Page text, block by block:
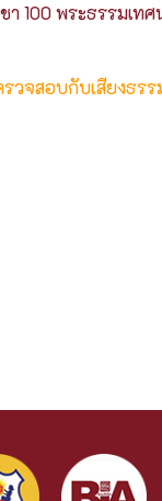
า 100 พระธรรมเทศ
จสอบกับเสียงธ